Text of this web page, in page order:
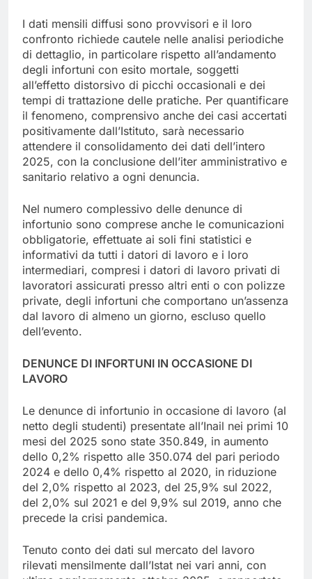
I dati mensili diffusi sono provvisori e il loro
confronto richiede cautele nelle analisi periodiche
di dettaglio, in particolare rispetto all’andamento
degli infortuni con esito mortale, soggetti
all’effetto distorsivo di picchi occasionali e dei
tempi di trattazione delle pratiche. Per quantificare
il fenomeno, comprensivo anche dei casi accertati
positivamente dall’Istituto, sarà necessario
attendere il consolidamento dei dati dell’intero
2025, con la conclusione dell’iter amministrativo e
sanitario relativo a ogni denuncia.
Nel numero complessivo delle denunce di
infortunio sono comprese anche le comunicazioni
obbligatorie, effettuate ai soli fini statistici e
informativi da tutti i datori di lavoro e i loro
intermediari, compresi i datori di lavoro privati di
lavoratori assicurati presso altri enti o con polizze
private, degli infortuni che comportano un’assenza
dal lavoro di almeno un giorno, escluso quello
dell’evento.
DENUNCE DI INFORTUNI IN OCCASIONE DI
LAVORO
Le denunce di infortunio in occasione di lavoro (al
netto degli studenti) presentate all’Inail nei primi 10
mesi del 2025 sono state 350.849, in aumento
dello 0,2% rispetto alle 350.074 del pari periodo
2024 e dello 0,4% rispetto al 2020, in riduzione
del 2,0% rispetto al 2023, del 25,9% sul 2022,
del 2,0% sul 2021 e del 9,9% sul 2019, anno che
precede la crisi pandemica.
Tenuto conto dei dati sul mercato del lavoro
rilevati mensilmente dall’Istat nei vari anni, con